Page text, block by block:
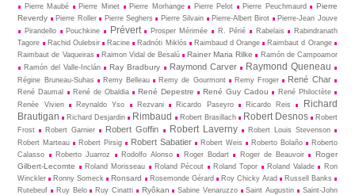
Pierre Maubé Pierre Minet Pierre Morhange Pierre Pelot Pierre Peuchmaurd
Pierre
Reverdy
Pierre Roller Pierre Seghers Pierre Silvain Pierre-Albert Birot
Pierre-Jean Jouve
Pirandello
Pouchkine Prévert Prosper Mérimée R. Périé Rabelais
Rabindranath
Tagore
Rachid Oulebsir Racine Radnóti Miklós Raimbaud d Orange
Raimbaut d Orange
Raimbaut de Vaqueiras
Raimon Vidal de Besalú Rainer Maria Rilke
Ramón de Campoamor
Ramón del Valle-Inclán
Ray Bradbury Raymond Carver Raymond Queneau
Régine Bruneau-Suhas Remy Belleau Remy de Gourmont Remy Froger René Char
René Daumal René de Obaldia René Depestre René Guy Cadou
René Philoctète
Renée Vivien
Reynaldo Yso Rezvani Ricardo Paseyro Ricardo Reis
Richard
Brautigan
Richard Desjardin Rimbaud Robert Brasillach Robert Desnos
Robert
Frost
Robert Garnier Robert Goffin Robert Laverny
Robert Louis Stevenson
Robert Marteau
Robert Pirsig Robert Sabatier Robert Weis Roberto Bolaño
Roberto
Calasso
Roberto Juarroz Rodolfo Alonso Roger Bodart Roger de Beauvoir
Roger
Gilbert-Lecomte
Roland Morisseau Roland Pécout Roland Topor Roland Valade
Ron
Winckler
Ronny Someck Ronsard Rosemonde Gérard Roy Chicky Arad
Russell Banks
Rutebeuf
Ruy Belo Ruy Cinatti Ryôkan Sabine Venaruzzo Saint Augustin
Saint-John